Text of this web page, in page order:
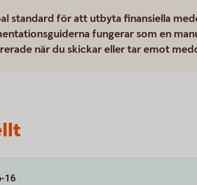
standard för att utbyta finansiella
fungerar som en
när du skickar eller tar emot
16